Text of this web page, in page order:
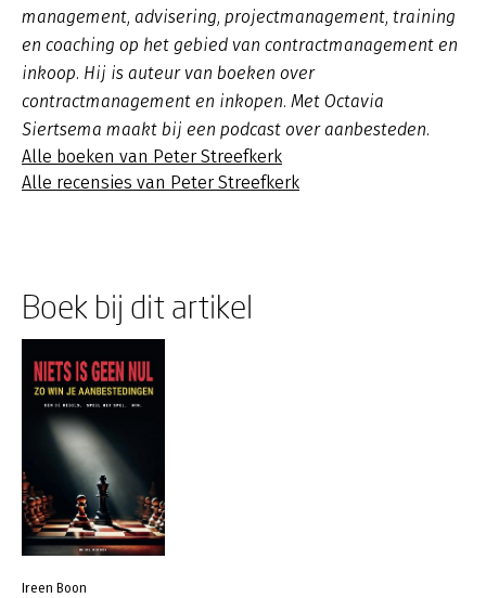
management, advisering, projectmanagement, training
en coaching op het gebied van contractmanagement en
inkoop. Hij is auteur van boeken over
contractmanagement en inkopen. Met Octavia
Siertsema maakt bij een podcast over aanbesteden.
Alle boeken van Peter Streefkerk
Alle recensies van Peter Streefkerk
Boek bij dit artikel
Ireen Boon